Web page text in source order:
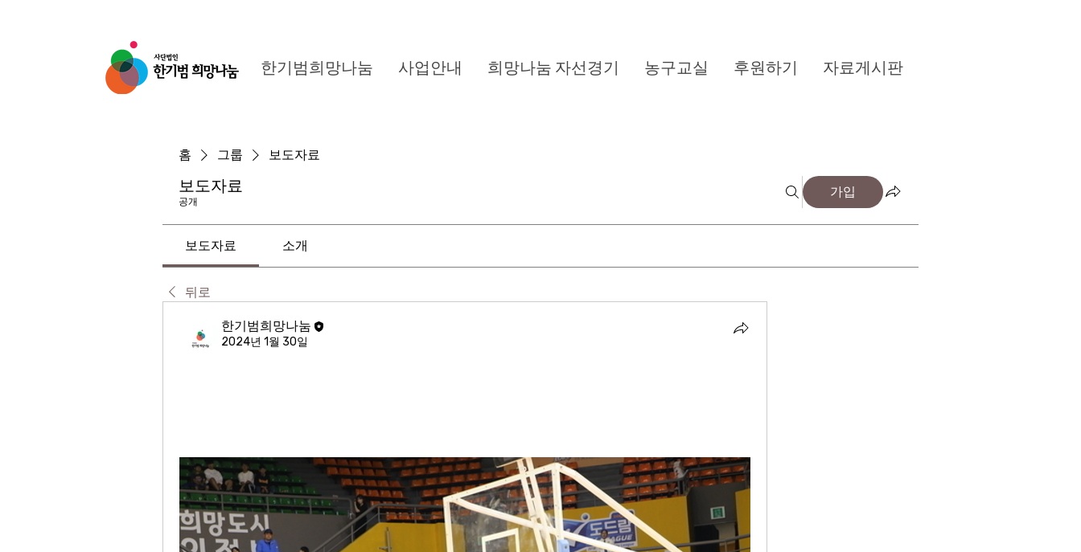
한기범희망나눔 사업안내 희망나눔 자선경기 농구교실 후원하기 자료게시판
홈 그룹 보도자료
보도자료
공개
가입
보도자료 소개
뒤로
한기범희망나눔
2024년 1월 30일